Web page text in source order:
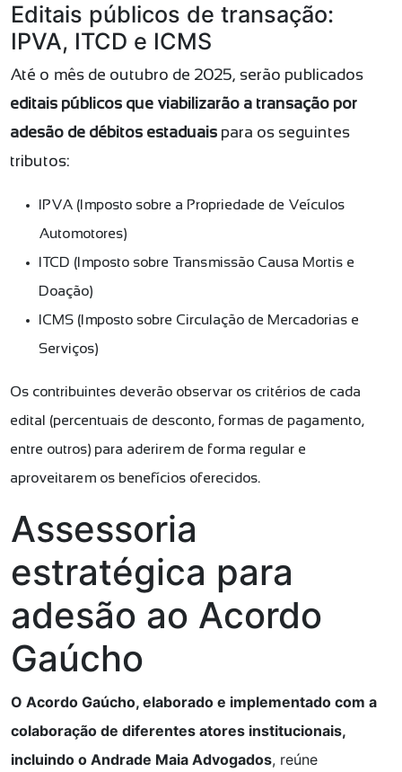
Editais públicos de transação:
IPVA, ITCD e ICMS
Até o mês de outubro de 2025, serão publicados
editais públicos que viabilizarão a transação por
adesão de débitos estaduais para os seguintes
tributos:
IPVA (Imposto sobre a Propriedade de Veículos
Automotores)
ITCD (Imposto sobre Transmissão Causa Mortis e
Doação)
ICMS (Imposto sobre Circulação de Mercadorias e
Serviços)
Os contribuintes deverão observar os critérios de cada
edital (percentuais de desconto, formas de pagamento,
entre outros) para aderirem de forma regular e
aproveitarem os benefícios oferecidos.
Assessoria
estratégica para
adesão ao Acordo
Gaúcho
O Acordo Gaúcho, elaborado e implementado com a
colaboração de diferentes atores institucionais,
incluindo o Andrade Maia Advogados, reúne